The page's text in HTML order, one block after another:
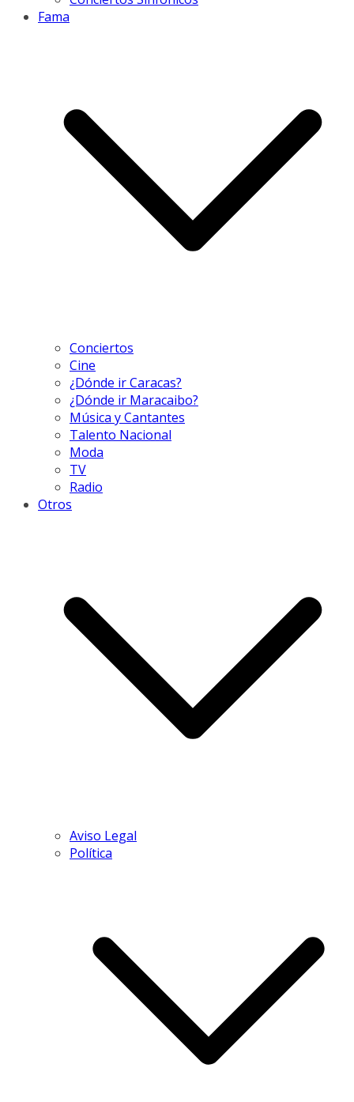
Fama
Conciertos
Cine
¿Dónde ir Caracas?
¿Dónde ir Maracaibo?
Música y Cantantes
Talento Nacional
Moda
TV
Radio
Otros
Aviso Legal
Política